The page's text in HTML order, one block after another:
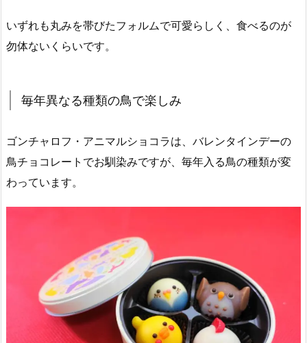
いずれも丸みを帯びたフォルムで可愛らしく、食べるのが
勿体ないくらいです。
毎年異なる種類の鳥で楽しみ
ゴンチャロフ・アニマルショコラは、バレンタインデーの
鳥チョコレートでお馴染みですが、毎年入る鳥の種類が変
わっています。